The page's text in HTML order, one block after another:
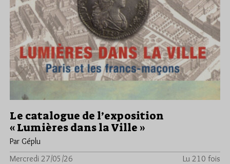
Le catalogue de l’exposition
« Lumières dans la Ville »
Par Géplu
Mercredi 27/05/26
Lu 210 fois